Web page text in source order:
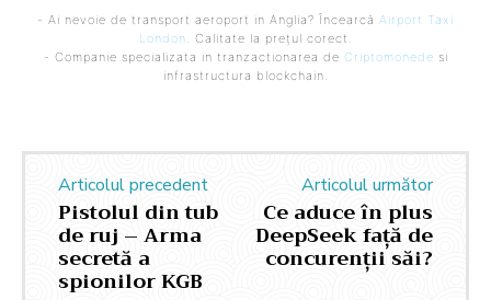
- Ai nevoie de transport aeroport in Anglia? Încearcă Airport Taxi
London. Calitate la prețul corect.
- Companie specializata in tranzactionarea de Criptomonede si
infrastructura blockchain.
Articolul precedent
Pistolul din tub
de ruj – Arma
secretă a
spionilor KGB
Articolul următor
Ce aduce în plus
DeepSeek față de
concurenții săi?